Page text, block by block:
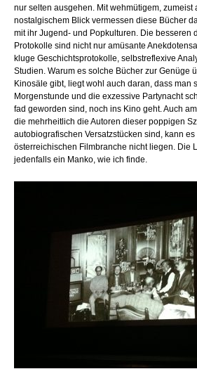
nur selten ausgehen. Mit wehmütigem, zumeist
nostalgischem Blick vermessen diese Bücher
mit ihr Jugend- und Popkulturen. Die besseren
Protokolle sind nicht nur amüsante
kluge Geschichtsprotokolle, selbstreflexive
Studien. Warum es solche Bücher zur Genüge
Kinosäle gibt, liegt wohl auch daran, dass man
Morgenstunde und die exzessive Partynacht
fad geworden sind, noch ins Kino geht. Auch
die mehrheitlich die Autoren dieser poppigen
autobiografischen Versatzstücken sind, kann
österreichischen Filmbranche nicht liegen. Die
jedenfalls ein Manko, wie ich finde.